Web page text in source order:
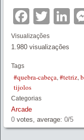
Visualizações
1.980 visualizações
Tags
#quebra-cabeça,#tetriz,
tijolos
Categorias
Arcade
0 votes, average: 0/5